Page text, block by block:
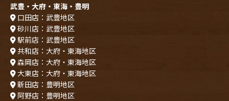
武豊・大府・東海・豊明
口田店：武豊地区
砂川店：武豊地区
駅前店：武豊地区
共和店：大府・東海地区
森岡店：大府・東海地区
大東店：大府・東海地区
新田店：豊明地区
阿野店：豊明地区